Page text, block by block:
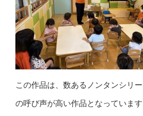
この作品は、数あるノンタンシリ
の呼び声が高い作品となっています